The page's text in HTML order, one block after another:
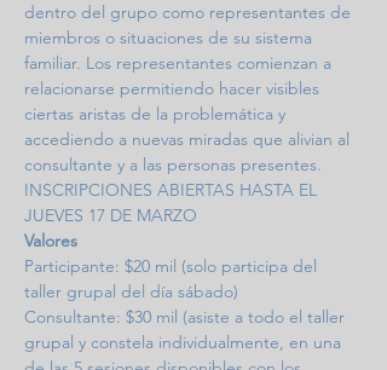
dentro del grupo como representantes de
miembros o situaciones de su sistema
familiar. Los representantes comienzan a
relacionarse permitiendo hacer visibles
ciertas aristas de la problemática y
accediendo a nuevas miradas que alivian al
consultante y a las personas presentes.
INSCRIPCIONES ABIERTAS HASTA EL
JUEVES 17 DE MARZO
Valores
Participante: $20 mil (solo participa del
taller grupal del día sábado)
Consultante: $30 mil (asiste a todo el taller
grupal y constela individualmente, en una